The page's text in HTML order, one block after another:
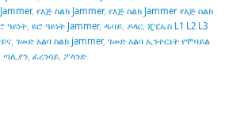
, የእጅ ስልክ Jammer, የእጅ ስልክ Jammer የእጅ ስልክ
ዓይነት, ዩሮ ዓይነት Jammer, ዱባይ, ዶላር, ጂፒኤስ L1 L2 L3
, ገመድ አልባ ስልክ jammer, ገመድ አልባ ኢንተርኔት የሞባይል
ጣሊያን, ፈረንሳይ, ፖላንድ